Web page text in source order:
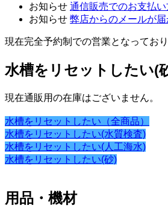
お知らせ 通信販売でのお支払
お知らせ 弊店からのメールが
現在完全予約制での営業となってお
水槽をリセットしたい(
現在通販用の在庫はございません。
水槽をリセットしたい（全商品）
水槽をリセットしたい(水質検査)
水槽をリセットしたい(人工海水)
水槽をリセットしたい(砂)
用品・機材